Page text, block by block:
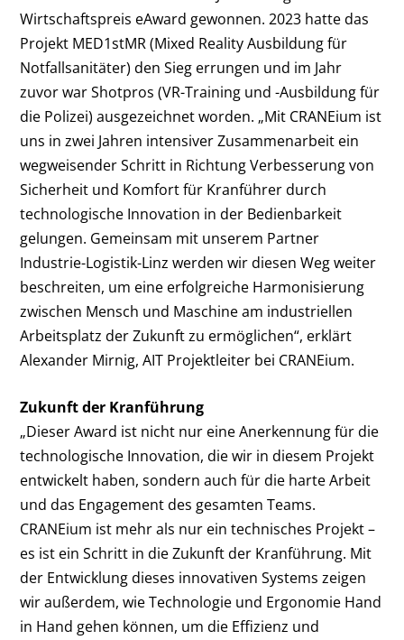
Wirtschaftspreis eAward gewonnen. 2023 hatte das
Projekt MED1stMR (Mixed Reality Ausbildung für
Notfallsanitäter) den Sieg errungen und im Jahr
zuvor war Shotpros (VR-Training und -Ausbildung für
die Polizei) ausgezeichnet worden. „Mit CRANEium ist
uns in zwei Jahren intensiver Zusammenarbeit ein
wegweisender Schritt in Richtung Verbesserung von
Sicherheit und Komfort für Kranführer durch
technologische Innovation in der Bedienbarkeit
gelungen. Gemeinsam mit unserem Partner
Industrie-Logistik-Linz werden wir diesen Weg weiter
beschreiten, um eine erfolgreiche Harmonisierung
zwischen Mensch und Maschine am industriellen
Arbeitsplatz der Zukunft zu ermöglichen“, erklärt
Alexander Mirnig, AIT Projektleiter bei CRANEium.
Zukunft der Kranführung
„Dieser Award ist nicht nur eine Anerkennung für die
technologische Innovation, die wir in diesem Projekt
entwickelt haben, sondern auch für die harte Arbeit
und das Engagement des gesamten Teams.
CRANEium ist mehr als nur ein technisches Projekt –
es ist ein Schritt in die Zukunft der Kranführung. Mit
der Entwicklung dieses innovativen Systems zeigen
wir außerdem, wie Technologie und Ergonomie Hand
in Hand gehen können, um die Effizienz und